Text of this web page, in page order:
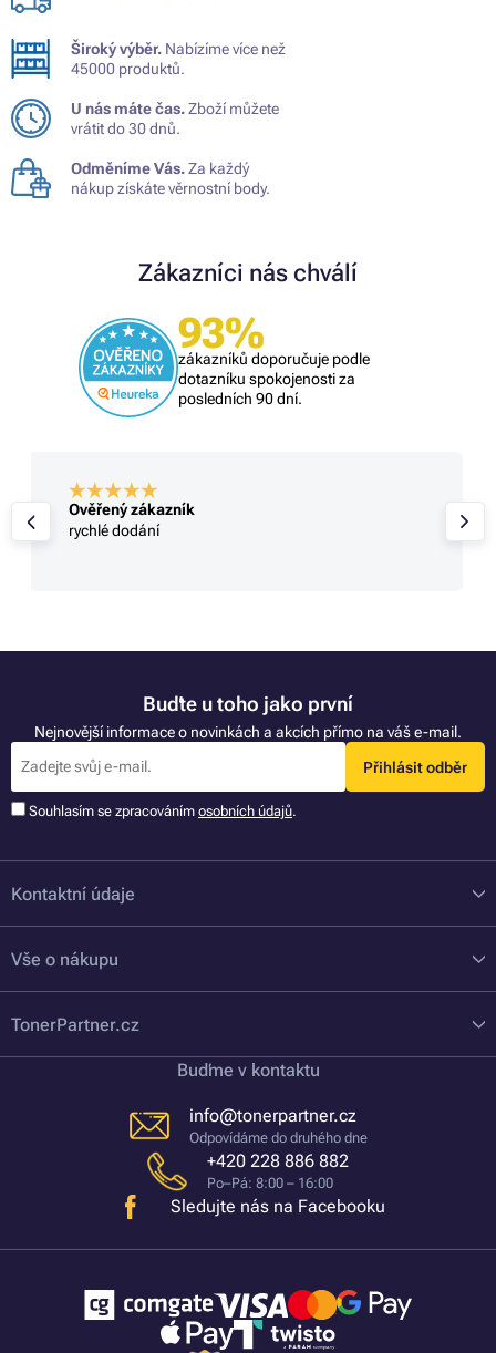
Široký výběr. Nabízíme více než
45000 produktů.
U nás máte čas.Zboží můžete
vrátit do 30 dnů.
Odměníme Vás.Za každý
nákup získáte věrnostní body.
Zákazníci nás chválí
93%
zákazníků doporučuje podle
dotazníku spokojenosti za
posledních 90 dní.
Ověřený zákazník
rychlé dodání
Buďte u toho jako první
Nejnovější informace o novinkách a akcích přímo na váš e-mail.
Přihlásit odběr
Souhlasím se zpracováním osobních údajů.
Kontaktní údaje
Vše o nákupu
TonerPartner.cz
Buďme v kontaktu
info@tonerpartner.cz
Odpovídáme do druhého dne
+420 228 886 882
Po–Pá: 8:00 – 16:00
Sledujte nás na Facebooku